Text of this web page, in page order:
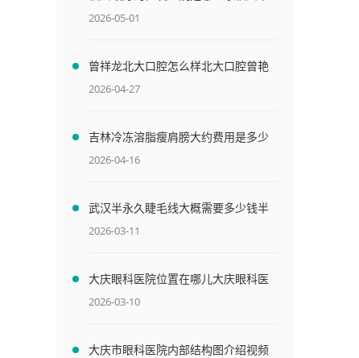
植发医院
2026-05-01
曾祥龙北大口腔怎么样北大口腔曾艳
2026-04-27
吉林冷冻溶脂瘦肩膀大约费用是多少
冷冻溶脂瘦身多少钱
2026-04-16
武汉半永久睫毛线大概需要多少钱半
永久睫毛一般多少钱
2026-03-11
大庆眼科医院位置在哪儿大庆眼科医
院位置在哪个位置
2026-03-10
大庆市眼科医院内部结构图介绍视频